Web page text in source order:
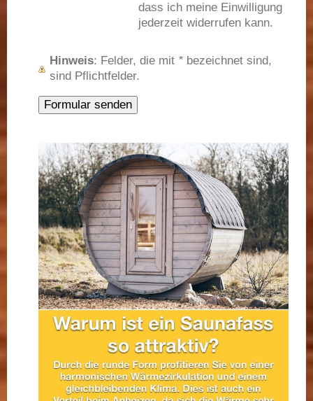
dass ich meine Einwilligung
jederzeit widerrufen kann.
Hinweis : Felder, die mit * bezeichnet sind,
sind Pflichtfelder.